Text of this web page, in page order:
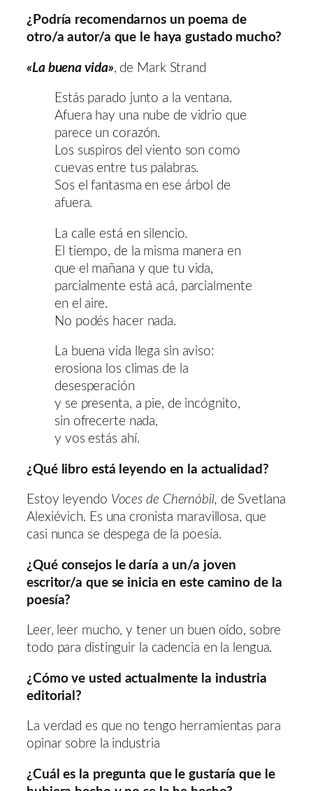
audio
¿Podría recomendarnos un poema de
otro/a autor/a que le haya gustado mucho?
«La buena vida», de Mark Strand
Estás parado junto a la ventana.
Afuera hay una nube de vidrio que
parece un corazón.
Los suspiros del viento son como
cuevas entre tus palabras.
Sos el fantasma en ese árbol de
afuera.
La calle está en silencio.
El tiempo, de la misma manera en
que el mañana y que tu vida,
parcialmente está acá, parcialmente
en el aire.
No podés hacer nada.
La buena vida llega sin aviso:
erosiona los climas de la
desesperación
y se presenta, a pie, de incógnito,
sin ofrecerte nada,
y vos estás ahí.
¿Qué libro está leyendo en la actualidad?
Estoy leyendo Voces de Chernóbil, de Svetlana
Alexiévich. Es una cronista maravillosa, que
casi nunca se despega de la poesía.
¿Qué consejos le daría a un/a joven
escritor/a que se inicia en este camino de la
poesía?
Leer, leer mucho, y tener un buen oído, sobre
todo para distinguir la cadencia en la lengua.
¿Cómo ve usted actualmente la industria
editorial?
La verdad es que no tengo herramientas para
opinar sobre la industria
¿Cuál es la pregunta que le gustaría que le